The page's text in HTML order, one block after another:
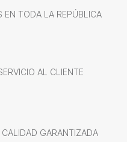
EN TODA LA REPÚBLICA
AL CLIENTE
GARANTIZADA